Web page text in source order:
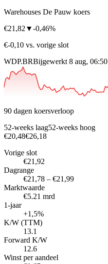
Warehouses De Pauw koers
€21,82 ▼-0,46%
€-0,10 vs. vorige slot
WDP.BRBijgewerkt 8 aug, 06:50
90 dagen koersverloop
52-weeks laag52-weeks hoog
€20,48€26,18
Vorige slot
€21,92
Dagrange
€21,78 – €21,99
Marktwaarde
€5.21 mrd
1-jaar
+1,5%
K/W (TTM)
13.1
Forward K/W
12.6
Winst per aandeel